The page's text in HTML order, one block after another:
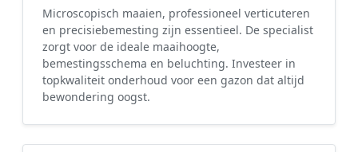
Microscopisch maaien, professioneel verticuteren
en precisiebemesting zijn essentieel. De specialist
zorgt voor de ideale maaihoogte,
bemestingsschema en beluchting. Investeer in
topkwaliteit onderhoud voor een gazon dat altijd
bewondering oogst.